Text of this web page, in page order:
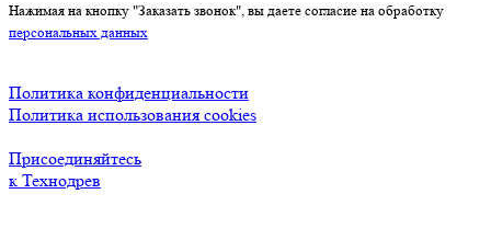
Нажимая на кнопку "Заказать звонок", вы даете согласие на обработку
персональных данных
Политика конфиденциальности
Политика использования cookies
Присоединяйтесь
к Технодрев